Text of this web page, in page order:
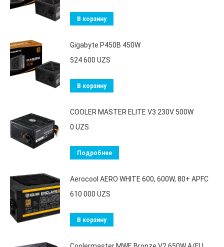
В корзину
Gigabyte P450B 450W
524 600 UZS
В корзину
COOLER MASTER ELITE V3 230V 500W
0 UZS
Подробнее
Aerocool AERO WHITE 600, 600W, 80+ APFC
610 000 UZS
В корзину